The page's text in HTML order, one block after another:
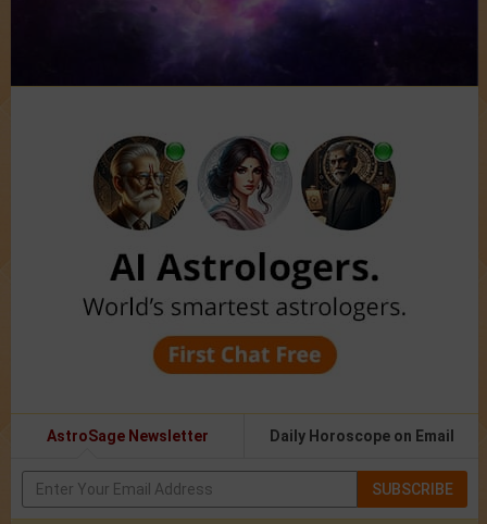
AstroSage Newsletter Daily Horoscope on Email
SUBSCRIBE